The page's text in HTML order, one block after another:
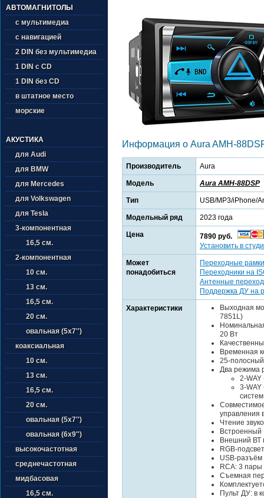
АВТОМАГНИТОЛЫ
с мультимедиа
с навигацией
2 DIN без мультимедиа
1 DIN с CD
1 DIN без CD
в штатное место
морские
АКУСТИКА
для Audi
для BMW
для Mercedes
для Volkswagen
для Tesla
3-компонентная
16,5 см.
2-компонентная
10 см.
13 см.
16,5 см.
20 см.
овальная (5х7'')
коаксиальная
10 см.
13 см.
16,5 см.
20 см.
овальная (5х7'')
овальная (6х9'')
высокочастотная
среднечастотная
мидбасовая
16,5 см.
Информация о Aura AMH-
Производитель Aura
Модель Aura AMH-88DSP
Тип USB/MP3/iPhone/
Модельный ряд 2023 года
Цена
7890 руб.
Установить в
Может
понадобиться
Переходные рамки
Переходники на
Антенные
Поддержка ДУ на
Характеристики
Выходная
7851L)
20 Вт
Временная
25-
Два режима
2-
3-WAY
управления
Чтение
Встроенный
Внешний ВТ
RGB-
USB-разъём
RCA: 3
Съемная
Пульт ДУ: в